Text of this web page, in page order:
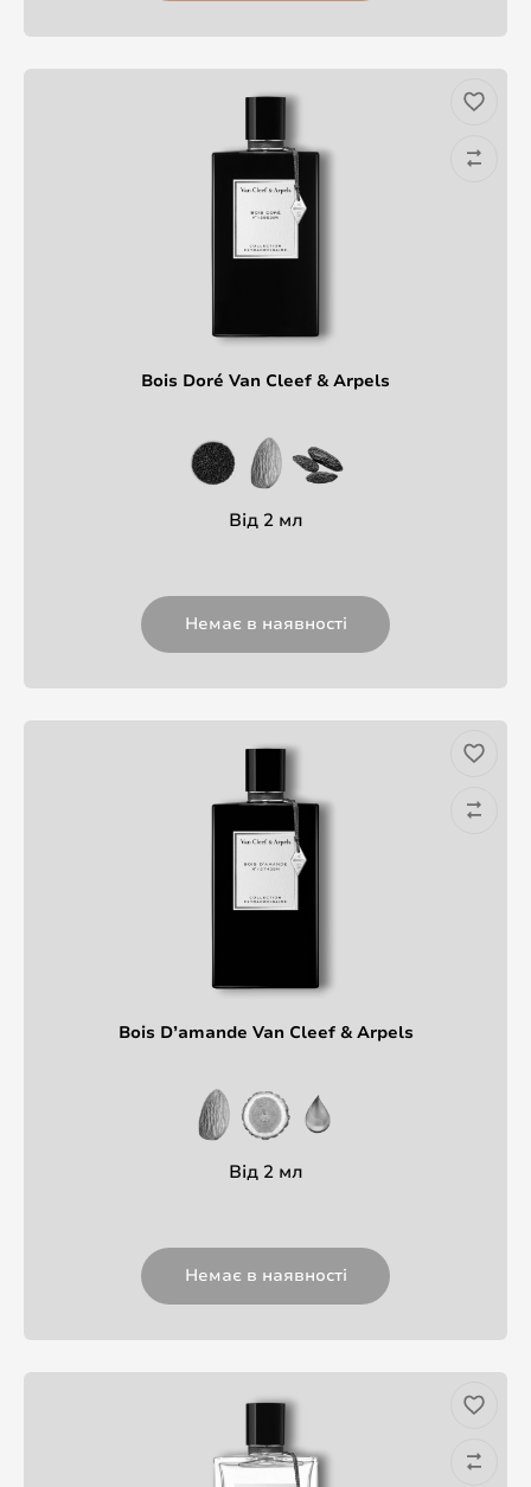
Bois Doré Van Cleef & Arpels
Від 2 мл
Немає в наявності
Bois D’amande Van Cleef & Arpels
Від 2 мл
Немає в наявності